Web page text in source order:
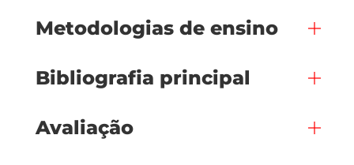
Metodologias de ensino
Bibliografia principal
Avaliação